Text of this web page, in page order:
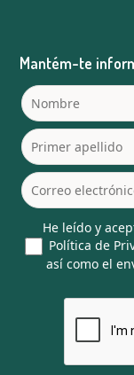
Mantém-te
He leído y
Política de
así como el